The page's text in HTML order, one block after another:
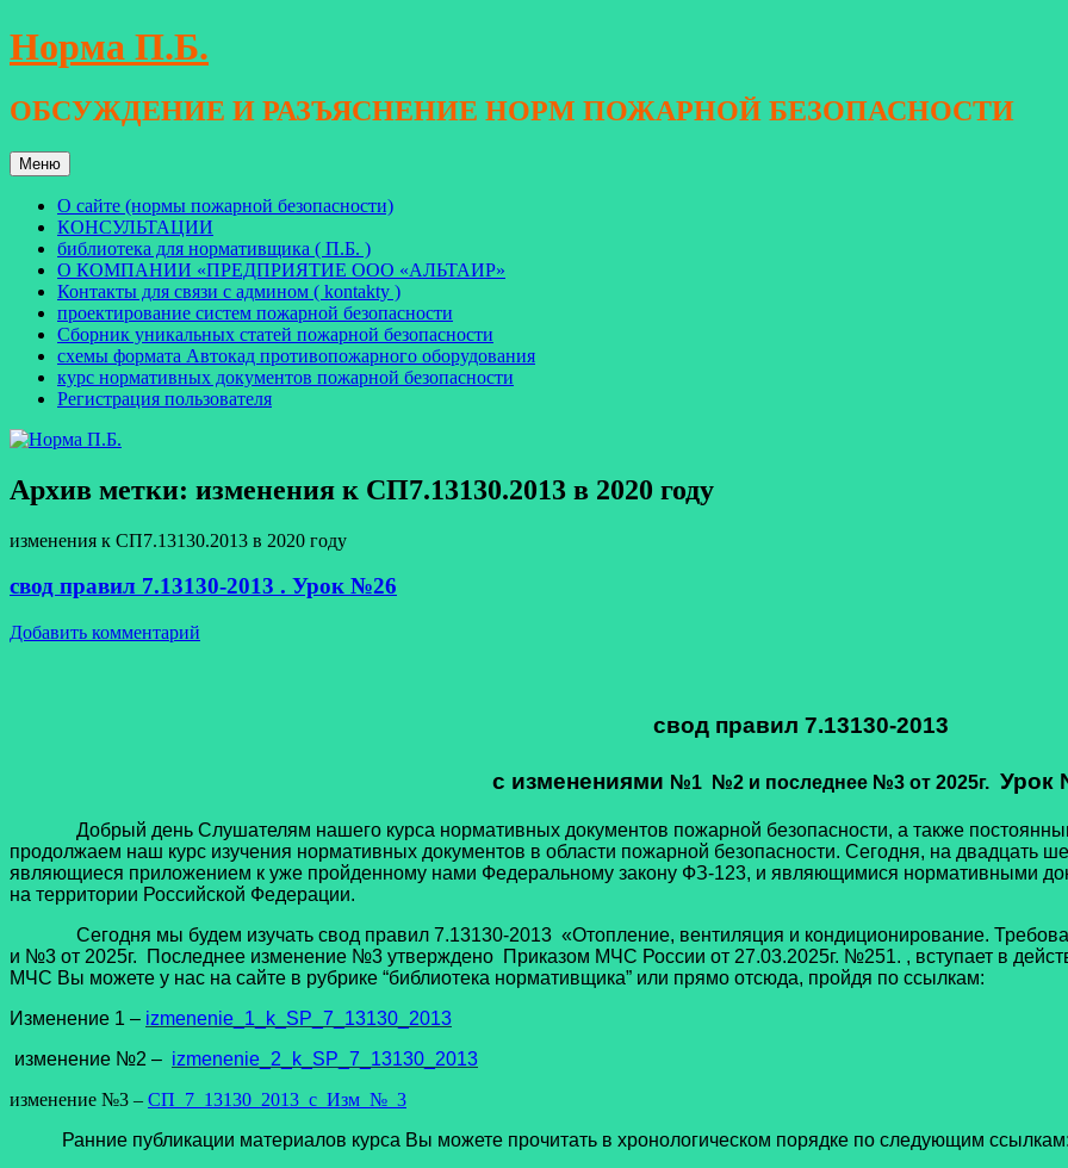
Перейти
к
Норма П.Б.
ОБСУЖДЕНИЕ И РАЗЪЯСНЕНИЕ НОРМ ПОЖАРНОЙ БЕЗОПАСНОСТИ
Меню
О сайте (нормы пожарной безопасности)
КОНСУЛЬТАЦИИ
библиотека для нормативщика ( П.Б. )
О КОМПАНИИ «ПРЕДПРИЯТИЕ ООО «АЛЬТАИР»
Контакты для связи с админом ( kontakty )
проектирование систем пожарной безопасности
Сборник уникальных статей пожарной безопасности
схемы формата Автокад противопожарного оборудования
курс нормативных документов пожарной безопасности
Регистрация пользователя
Архив метки: изменения к СП7.13130.2013 в 2020 году
изменения к СП7.13130.2013 в 2020 году
cвод правил 7.13130-2013 . Урок №26
Добавить комментарий
cвод правил 7.13130-2013
с изменениями №1 №2 и последнее №3 от 2025г. Урок
Добрый день Слушателям нашего курса нормативных документов пожарной безопасности, а также
продолжаем наш курс изучения нормативных документов в области пожарной безопасности. Сегодня, на двадцать
являющиеся приложением к уже пройденному нами Федеральному закону ФЗ-123, и являющимися нормативными
на территории Российской Федерации.
Сегодня мы будем изучать cвод правил 7.13130-2013 «Отопление, вентиляция и кондиционирование.
и №3 от 2025г.
Последнее изменение №3 утверждено Приказом МЧС России от 27.03.2025г. №251. , вступает в
МЧС Вы можете у нас на сайте в рубрике “библиотека нормативщика” или прямо отсюда, пройдя по ссылкам:
Изменение 1 – izmenenie_1_k_SP_7_13130_2013
изменение №2 – izmenenie_2_k_SP_7_13130_2013
изменение №3 – СП_7_13130_2013_с_Изм_№_3
Ранние публикации материалов курса Вы можете прочитать в хронологическом порядке по следующим